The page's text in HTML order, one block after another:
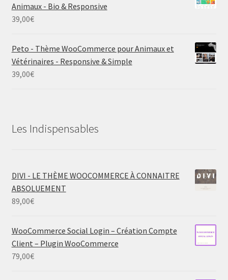
Animaux - Bio & Responsive
39,00€
Peto - Thème WooCommerce pour Animaux et
Vétérinaires - Responsive & Simple
39,00€
Les Indispensables
DIVI - LE THÈME WOOCOMMERCE À CONNAITRE
ABSOLUEMENT
89,00€
WooCommerce Social Login – Création Compte
Client – Plugin WooCommerce
79,00€